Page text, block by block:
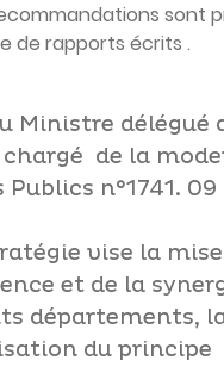
sont
de rapports écrits .
Ministre délégué
de la
Publics n°1741.
vise la
et de la
départements,
du principe